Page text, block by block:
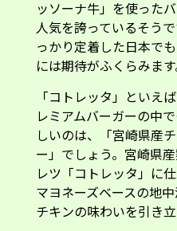
ッソーナ牛」を使った
人気を誇っているそう
っかり定着した日本で
には期待がふくらみます
「コトレッタ」といえ
レミアムバーガーの中
しいのは、「宮崎県産
ー」でしょう。宮崎県
レツ「コトレッタ」に
マヨネーズベースの地
チキンの味わいを引き立